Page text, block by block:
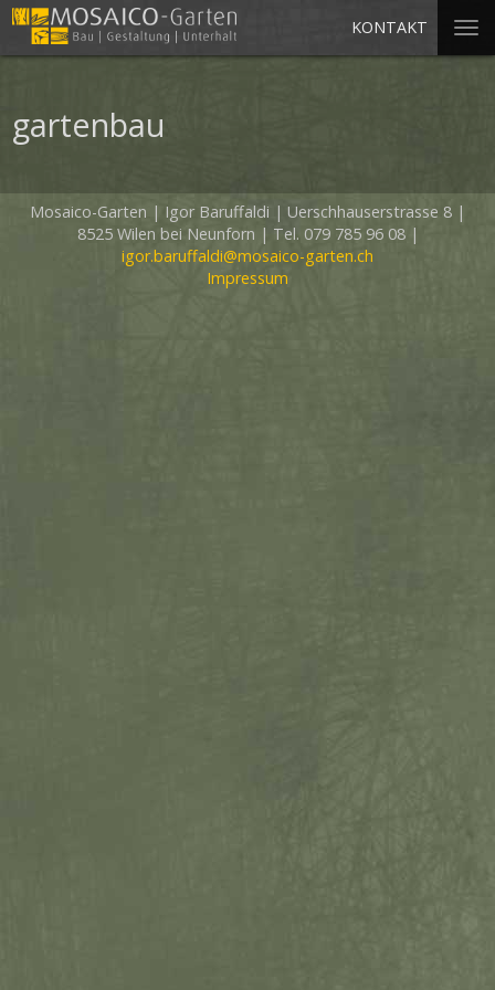
KONTAKT
gartenbau
Mosaico-Garten | Igor Baruffaldi | Uerschhauserstrasse 8 |
8525 Wilen bei Neunforn | Tel. 079 785 96 08|
igor.baruffaldi@mosaico-garten.ch
Impressum